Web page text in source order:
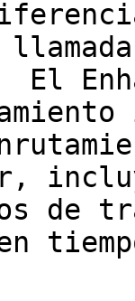
de